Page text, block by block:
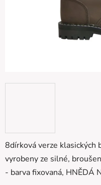
8dírková verze klasických
vyrobeny ze silné,
- barva fixovaná, HNĚDÁ